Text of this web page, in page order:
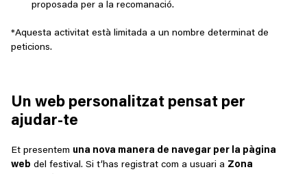
proposada per a la recomanació.
*Aquesta activitat està limitada a un nombre determinat de
peticions.
Un web personalitzat pensat per
ajudar-te
Et presentem una nova manera de navegar per la pàgina
web del festival. Si t’has registrat com a usuari a Zona